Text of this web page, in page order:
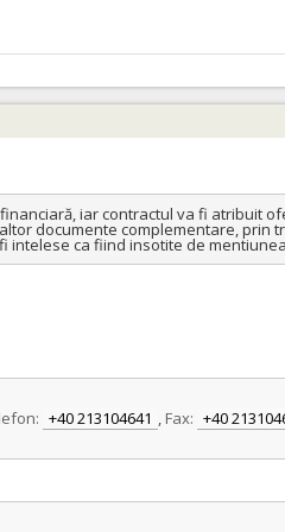
(conform HG NR.342/2022)
buc, acord cadru min. 2000 buc,
(conform HG NR.342/2022)
max. 5500 buc.
iar contractul va fi atribuit
documente complementare, prin
ca fiind insotite de
+40 213104641 , Fax: +40